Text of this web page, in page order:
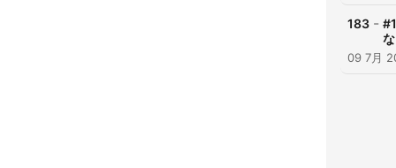
183 -
09 7月